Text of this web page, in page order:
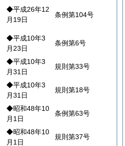
◆平成26年12
月19日
条例第104号
◆平成10年3
月23日
条例第6号
◆平成10年3
月31日
規則第33号
◆平成10年3
月31日
規則第18号
◆昭和48年10
月1日
条例第63号
◆昭和48年10
月1日
規則第37号